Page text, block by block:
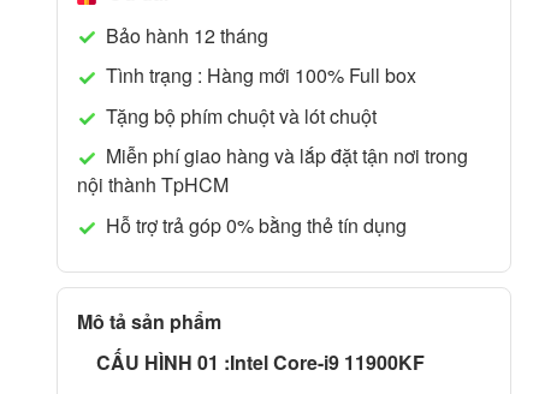
Bảo hành 12 tháng
Tình trạng : Hàng mới 100% Full box
Tặng bộ phím chuột và lót chuột
Miễn phí giao hàng và lắp đặt tận nơi trong
nội thành TpHCM
Hỗ trợ trả góp 0% bằng thẻ tín dụng
Mô tả sản phẩm
CẤU HÌNH 01 :Intel Core-i9 11900KF